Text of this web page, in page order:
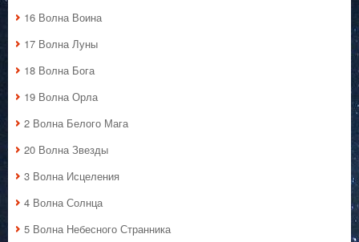
16 Волна Воина
17 Волна Луны
18 Волна Бога
19 Волна Орла
2 Волна Белого Мага
20 Волна Звезды
3 Волна Исцеления
4 Волна Солнца
5 Волна Небесного Странника